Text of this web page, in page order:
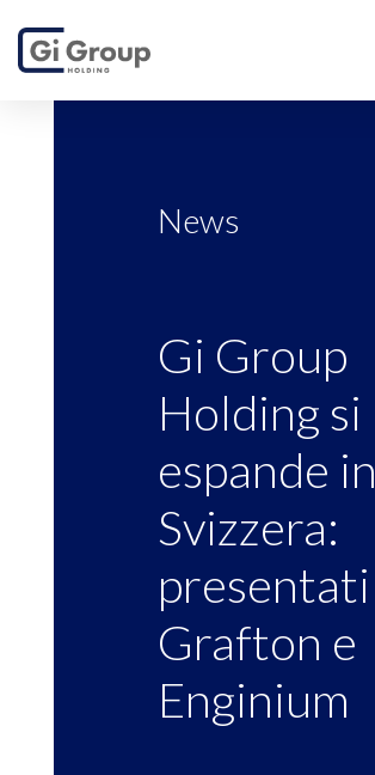
News
Gi Group
Holding si
espande in
Svizzera:
presentati
Grafton e
Enginium